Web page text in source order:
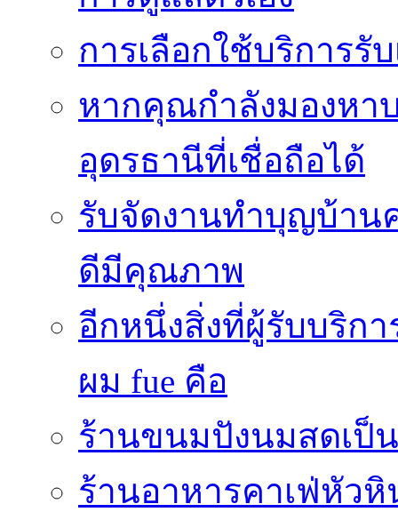
การเลือกใช้บริการรั
หากคุณกำลังมองหา
อุดรธานีที่เชื่อถือได้
รับจัดงานทำบุญบ้าน
ดีมีคุณภาพ
อีกหนึ่งสิ่งที่ผู้รับบริก
ผม fue คือ
ร้านขนมปังนมสดเป็
ร้านอาหารคาเฟ่หัว